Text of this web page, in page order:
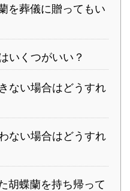
を葬儀に贈ってもい
いくつがいい？
ない場合はどうすれ
ない場合はどうすれ
胡蝶蘭を持ち帰って